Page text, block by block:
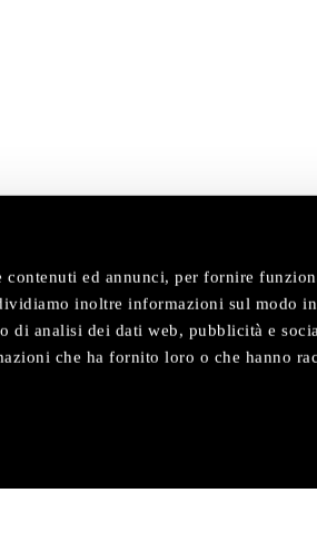
ed annunci, per fornire
inoltre informazioni sul modo
di analisi dei dati web, pubblicità e
che ha fornito loro o che hanno